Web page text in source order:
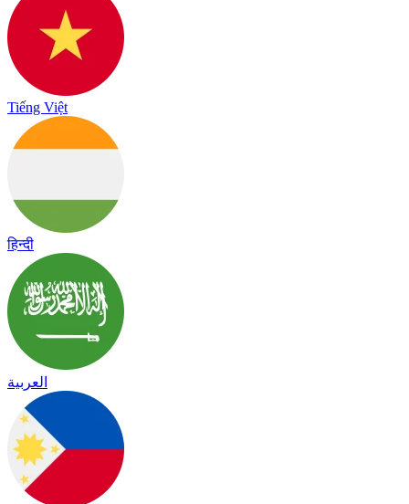
Tiếng Việt
हिन्दी
العربية